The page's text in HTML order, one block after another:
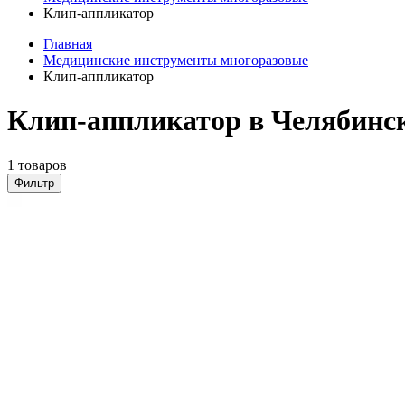
Клип-аппликатор
Главная
Медицинские инструменты многоразовые
Клип-аппликатор
Клип-аппликатор в
1 товаров
Фильтр